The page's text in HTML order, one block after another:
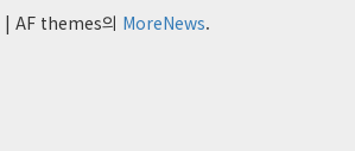
| AF themes의 MoreNews.